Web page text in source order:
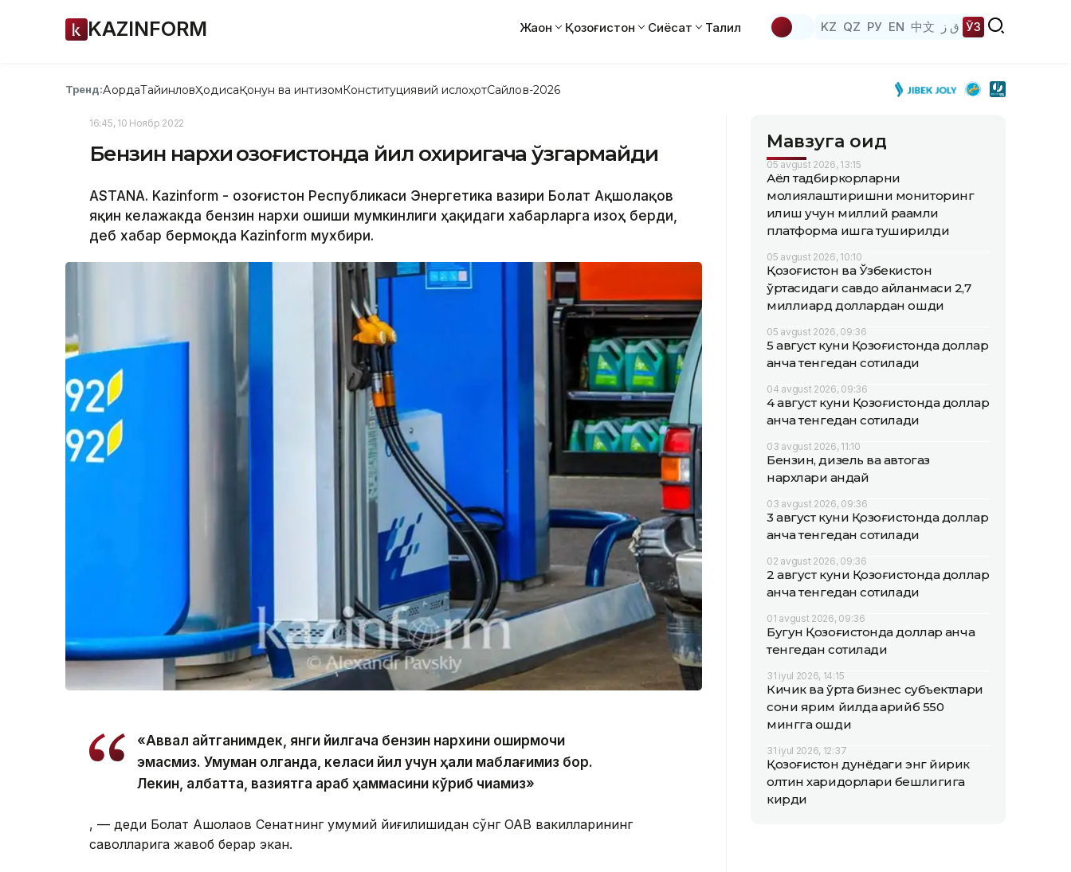
KAZINFORM Жаҳон Қозоғистон Сиёсат Таҳлил KZ QZ РУ EN 中文 ق ز ЎЗ
Тренд:АқордаТайинловҲодисаҚонун ва интизомКонституциявий ислоҳотСайлов-2026
16:45, 10 Ноябр 2022
Бензин нархи Қозоғистонда йил охиригача ўзгармайди
ASTANA. Kazinform - Қозоғистон Республикаси Энергетика вазири Болат Ақшолақов
яқин келажакда бензин нархи ошиши мумкинлиги ҳақидаги хабарларга изоҳ берди,
деб хабар бермоқда Kazinform мухбири.
«Аввал айтганимдек, янги йилгача бензин нархини оширмоқчи
эмасмиз. Умуман олганда, келаси йил учун ҳали маблағимиз бор.
Лекин, албатта, вазиятга қараб ҳаммасини кўриб чиқамиз»
, — деди Болат Ақшолақов Сенатнинг умумий йиғилишидан сўнг ОАВ вакилларининг
саволларига жавоб берар экан.
Мавзуга оид
05 avgust 2026, 13:15
Аёл тадбиркорларни
молиялаштиришни мониторинг
қилиш учун миллий рақамли
платформа ишга туширилди
05 avgust 2026, 10:10
Қозоғистон ва Ўзбекистон
ўртасидаги савдо айланмаси 2,7
миллиард доллардан ошди
05 avgust 2026, 09:36
5 август куни Қозоғистонда доллар
қанча тенгедан сотилади
04 avgust 2026, 09:36
4 август куни Қозоғистонда доллар
қанча тенгедан сотилади
03 avgust 2026, 11:10
Бензин, дизель ва автогаз
нархлари қандай
03 avgust 2026, 09:36
3 август куни Қозоғистонда доллар
қанча тенгедан сотилади
02 avgust 2026, 09:36
2 август куни Қозоғистонда доллар
қанча тенгедан сотилади
01 avgust 2026, 09:36
Бугун Қозоғистонда доллар қанча
тенгедан сотилади
31 iyul 2026, 14:15
Кичик ва ўрта бизнес субъектлари
сони ярим йилда қарийб 550
мингга ошди
31 iyul 2026, 12:37
Қозоғистон дунёдаги энг йирик
олтин харидорлари бешлигига
кирди